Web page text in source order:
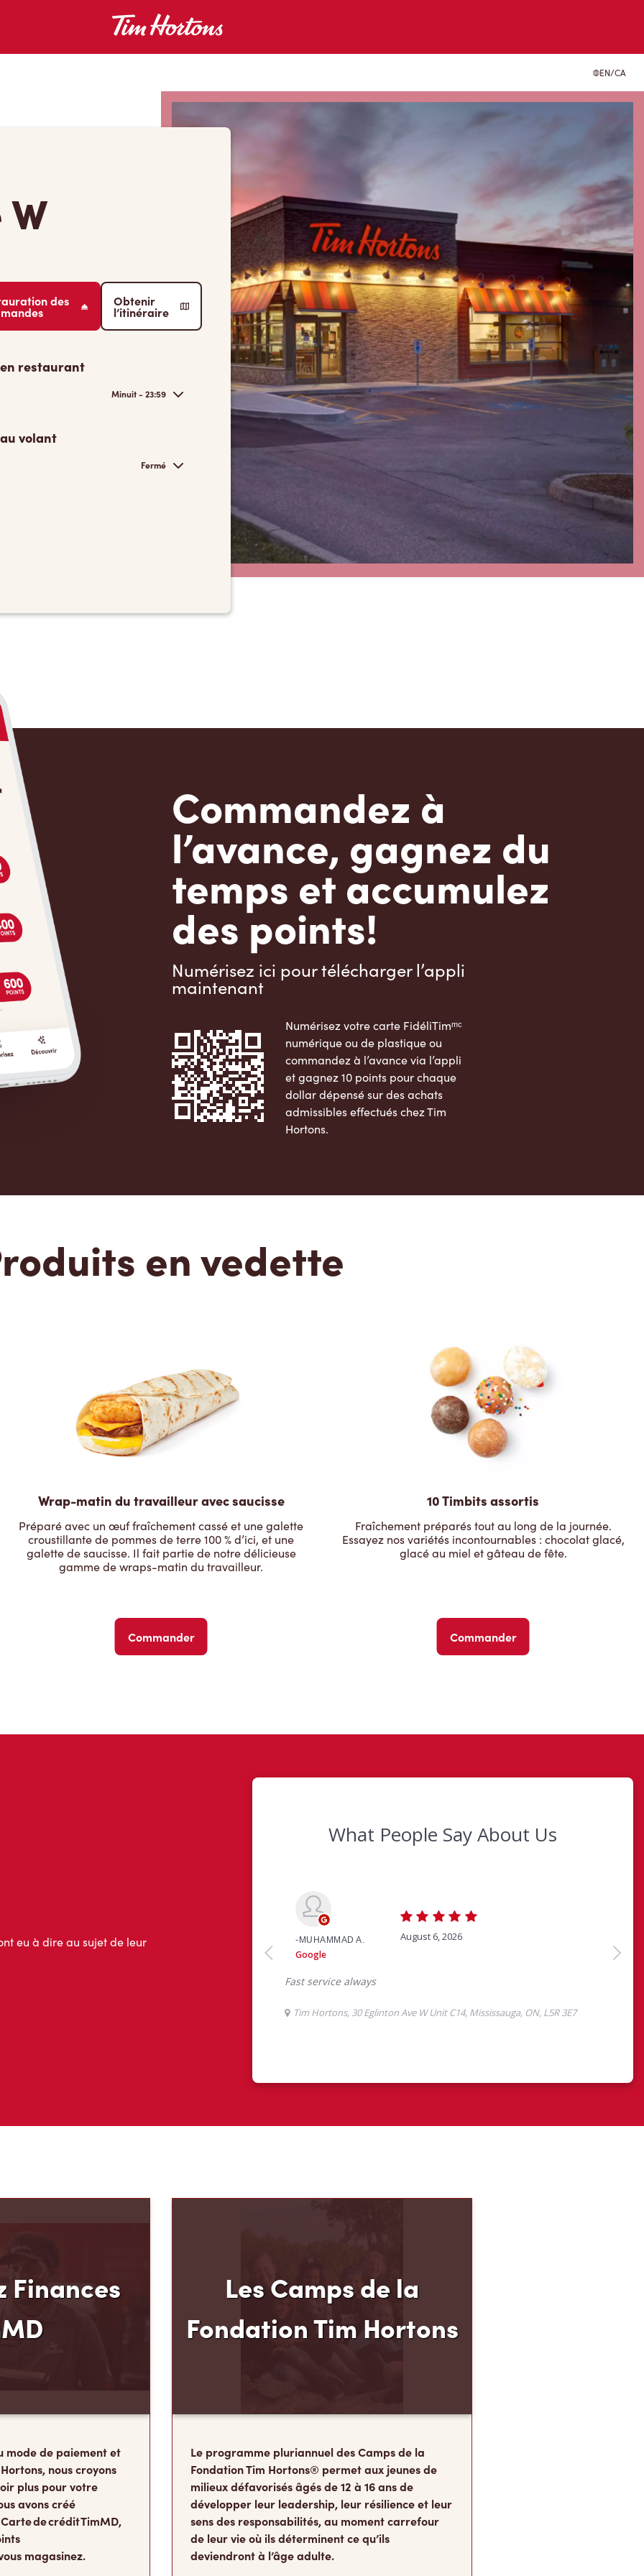
EN/CA
des Obtenir
l’itinéraire
restaurant
Minuit - 23:59
volant
Fermé
Commandez à
l’avance, gagnez du
temps et accumulez
des points!
Numérisez ici pour télécharger l’appli
maintenant
Numérisez votre carte FidéliTimᵐᶜ
numérique ou de plastique ou
commandez à l’avance via l’appli
et gagnez 10 points pour chaque
dollar dépensé sur des achats
admissibles effectués chez Tim
Hortons.
en vedette
Wrap-matin du travailleur avec saucisse
Préparé avec un œuf fraîchement cassé et une galette
croustillante de pommes de terre 100 % d’ici, et une
galette de saucisse. Il fait partie de notre délicieuse
gamme de wraps-matin du travailleur.
Commander
10 Timbits assortis
Fraîchement préparés tout au long de la journée.
Essayez nos variétés incontournables : chocolat glacé,
glacé au miel et gâteau de fête.
Commander
eu à dire au sujet de leur
Finances
mode de paiement et
nous croyons
plus pour votre
avons créé
de crédit TimMD,
magasinez.
Les Camps de la
Fondation Tim Hortons
Le programme pluriannuel des Camps de la
Fondation Tim Hortons® permet aux jeunes de
milieux défavorisés âgés de 12 à 16 ans de
développer leur leadership, leur résilience et leur
sens des responsabilités, au moment carrefour
de leur vie où ils déterminent ce qu’ils
deviendront à l’âge adulte.